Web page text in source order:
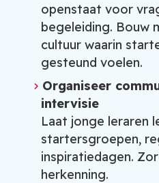
openstaat voor
begeleiding. Bouw
cultuur waarin
gesteund voelen.
Organiseer
intervisie
Laat jonge leraren
startersgroepen,
inspiratiedagen.
herkenning.